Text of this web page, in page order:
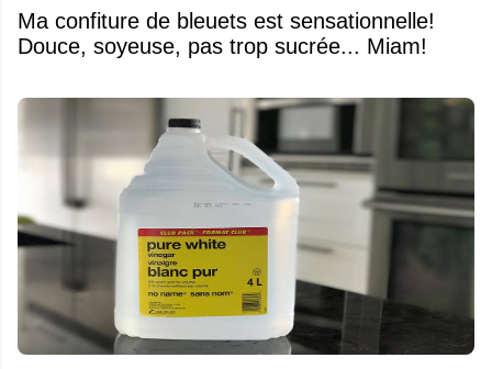
Ma confiture de bleuets est sensationnelle!
Douce, soyeuse, pas trop sucrée... Miam!